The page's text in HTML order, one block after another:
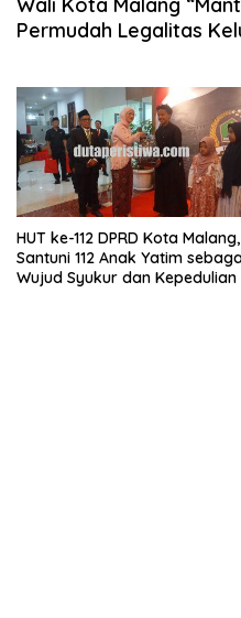
Wali Kota Malang
Permudah Legalitas
HUT ke-112 DPRD Kota Malang,
Santuni 112 Anak Yatim
Wujud Syukur dan Kepedulian